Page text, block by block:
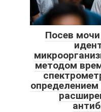
Посев
методом
определением